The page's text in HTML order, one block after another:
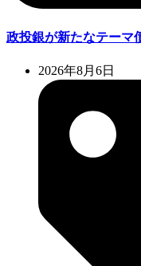
政投銀が新たなテーマ
2026年8月6日